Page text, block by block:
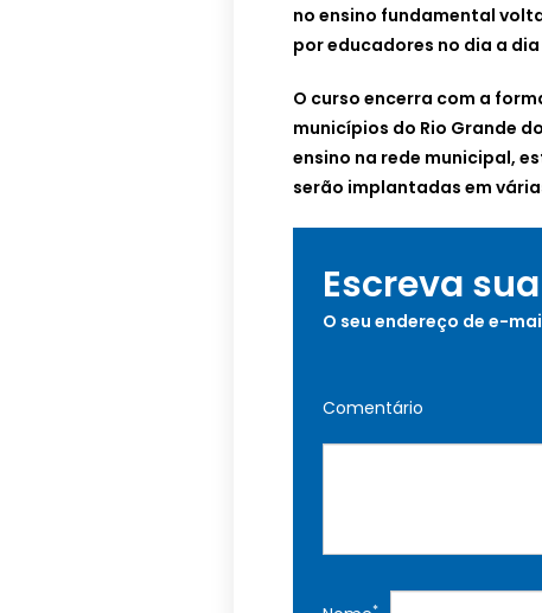
no ensino fundamental
por educadores no dia a
O curso encerra com a
municípios do Rio Grande
ensino na rede municipal,
serão implantadas em
Escreva
O seu endereço de e-
Comentário